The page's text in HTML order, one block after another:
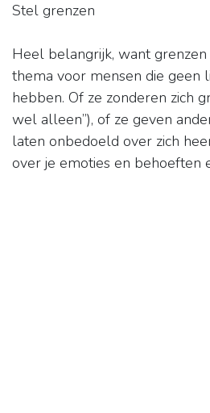
Stel grenzen
Heel belangrijk, want
thema voor mensen die geen
hebben. Of ze zonderen zich
wel alleen”), of ze geven
laten onbedoeld over zich
over je emoties en behoeften